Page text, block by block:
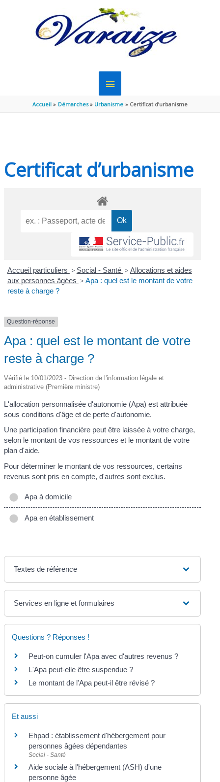
MENU
PRINCIPAL
Accueil Démarches Urbanisme Certificat d’urbanisme
Certificat d’urbanisme
Accueil particuliers > Social - Santé > Allocations et aides
aux personnes âgées > Apa : quel est le montant de votre
reste à charge ?
Question-réponse
Apa : quel est le montant de votre
reste à charge ?
Vérifié le 10/01/2023 - Direction de l'information légale et
administrative (Première ministre)
L'allocation personnalisée d'autonomie (Apa) est attribuée
sous conditions d'âge et de perte d'autonomie.
Une participation financière peut être laissée à votre charge,
selon le montant de vos ressources et le montant de votre
plan d'aide.
Pour déterminer le montant de vos ressources, certains
revenus sont pris en compte, d'autres sont exclus.
Apa à domicile
Apa en établissement
Textes de référence
Services en ligne et formulaires
Questions ? Réponses !
Peut-on cumuler l'Apa avec d'autres revenus ?
L'Apa peut-elle être suspendue ?
Le montant de l'Apa peut-il être révisé ?
Et aussi
Ehpad : établissement d'hébergement pour
personnes âgées dépendantes
Social - Santé
Aide sociale à l'hébergement (ASH) d'une
personne âgée